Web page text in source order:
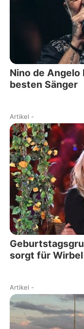
Nino de
besten Sänger
Artikel -
sorgt für Wirbel
Artikel -